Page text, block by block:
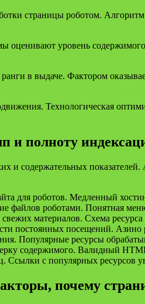
страницы роботом.
оценивают уровень
в выдаче. Фактором
Технологическая
и полноту
и содержательных
для роботов. Медленный
файлов роботами. Понятная
материалов. Схема
постоянных посещений.
Популярные ресурсы
содержимого. Валидный
Ссылки с популярных ресурсов
почему